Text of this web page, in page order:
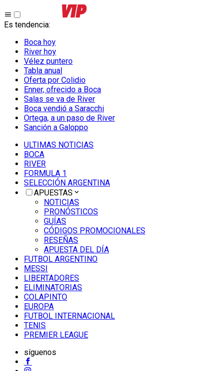
Es tendencia:
Boca hoy
River hoy
Vélez puntero
Tabla anual
Oferta por Colidio
Enner, ofrecido a Boca
Salas se va de River
Boca vendió a Saracchi
Ortega, a un paso de River
Sanción a Galoppo
ULTIMAS NOTICIAS
BOCA
RIVER
FORMULA 1
SELECCIÓN ARGENTINA
APUESTAS
NOTICIAS
PRONÓSTICOS
GUÍAS
CÓDIGOS PROMOCIONALES
RESEÑAS
APUESTA DEL DÍA
FUTBOL ARGENTINO
MESSI
LIBERTADORES
ELIMINATORIAS
COLAPINTO
EUROPA
FUTBOL INTERNACIONAL
TENIS
PREMIER LEAGUE
síguenos